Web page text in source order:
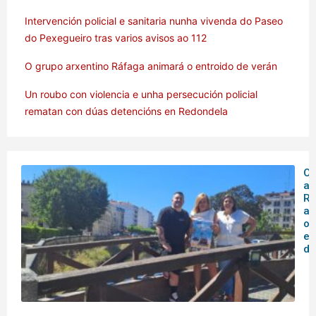
Intervención policial e sanitaria nunha vivenda do Paseo
do Pexegueiro tras varios avisos ao 112
O grupo arxentino Ráfaga animará o entroido de verán
Un roubo con violencia e unha persecución policial
rematan con dúas detencións en Redondela
O
o